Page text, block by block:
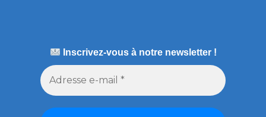
Inscrivez-vous à notre newsletter !